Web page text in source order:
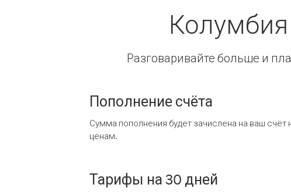
Разговаривайте больше и
Пополнение счёта
Сумма пополнения будет зачислена на ваш
ценам.
Тарифы на 30 дней